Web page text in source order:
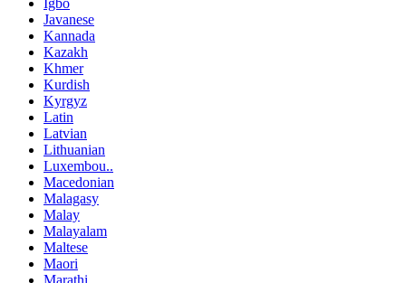
Igbo
Javanese
Kannada
Kazakh
Khmer
Kurdish
Kyrgyz
Latin
Latvian
Lithuanian
Luxembou..
Macedonian
Malagasy
Malay
Malayalam
Maltese
Maori
Marathi